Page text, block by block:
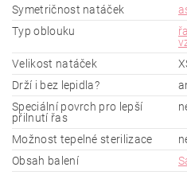
Symetričnost natáček
Typ oblouku
Velikost natáček
Drží i bez lepidla?
Speciální povrch pro lepší
přilnutí řas
Možnost tepelné sterilizace
Obsah balení